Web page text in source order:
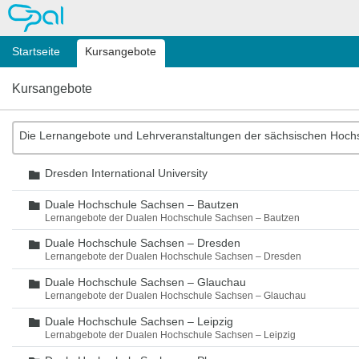
OPAL
Startseite Kursangebote
Kursangebote
Die Lernangebote und Lehrveranstaltungen der sächsischen
Ordner
Dresden International University
Ordner
Duale Hochschule Sachsen – Bautzen
Lernangebote der Dualen Hochschule Sachsen – Bautzen
Ordner
Duale Hochschule Sachsen – Dresden
Lernangebote der Dualen Hochschule Sachsen – Dresden
Ordner
Duale Hochschule Sachsen – Glauchau
Lernangebote der Dualen Hochschule Sachsen – Glauchau
Ordner
Duale Hochschule Sachsen – Leipzig
Lernabgebote der Dualen Hochschule Sachsen – Leipzig